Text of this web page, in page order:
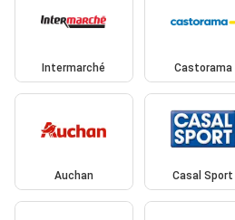
Intermarché Castorama
Auchan Casal Sport